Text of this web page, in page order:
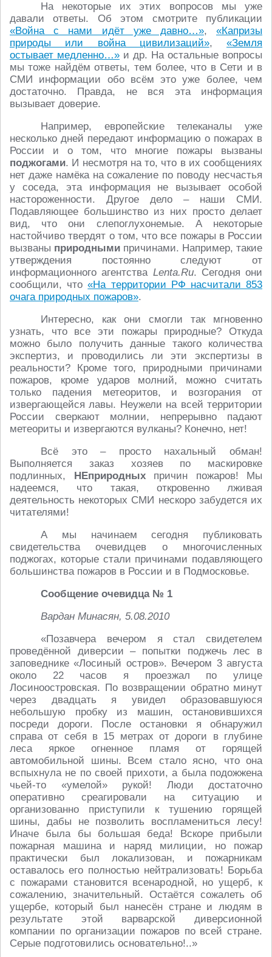
На некоторые их этих вопросов мы уже
давали ответы. Об этом смотрите публикации
«Война с нами идёт уже давно…»,«Капризы
природы или война цивилизаций», «Земля
остывает медленно…» и др. На остальные вопросы
мы тоже найдём ответы, тем более, что в Сети и в
СМИ информации обо всём это уже более, чем
достаточно. Правда, не вся эта информация
вызывает доверие.
Например, европейские телеканалы уже
несколько дней передают информацию о пожарах в
России и о том, что многие пожары вызваны
поджогами. И несмотря на то, что в их сообщениях
нет даже намёка на сожаление по поводу несчастья
у соседа, эта информация не вызывает особой
настороженности. Другое дело – наши СМИ.
Подавляющее большинство из них просто делает
вид, что они слепоглухонемые. А некоторые
настойчиво твердят о том, что все пожары в России
вызваны природными причинами. Например, такие
утверждения постоянно следуют от
информационного агентства Lenta.Ru. Сегодня они
сообщили, что«На территории РФ насчитали 853
очага природных пожаров».
Интересно, как они смогли так мгновенно
узнать, что все эти пожары природные? Откуда
можно было получить данные такого количества
экспертиз, и проводились ли эти экспертизы в
реальности? Кроме того, природными причинами
пожаров, кроме ударов молний, можно считать
только падения метеоритов, и возгорания от
извергающейся лавы. Неужели на всей территории
России сверкают молнии, непрерывно падают
метеориты и извергаются вулканы? Конечно, нет!
Всё это – просто нахальный обман!
Выполняется заказ хозяев по маскировке
подлинных, НЕприродныхпричин пожаров! Мы
надеемся, что такая, откровенно лживая
деятельность некоторых СМИ нескоро забудется их
читателями!
А мы начинаем сегодня публиковать
свидетельства очевидцев о многочисленных
поджогах, которые стали причинами подавляющего
большинства пожаров в России и в Подмосковье.
Сообщение очевидца № 1
Вардан Минасян, 5.08.2010
«Позавчера вечером я стал свидетелем
проведённой диверсии – попытки поджечь лес в
заповеднике «Лосиный остров». Вечером 3 августа
около 22 часов я проезжал по улице
Лосиноостровская. По возвращении обратно минут
через двадцать я увидел образовавшуюся
небольшую пробку из машин, остановившихся
посреди дороги. После остановки я обнаружил
справа от себя в 15 метрах от дороги в глубине
леса яркое огненное пламя от горящей
автомобильной шины. Всем стало ясно, что она
вспыхнула не по своей прихоти, а была подожжена
чьей-то «умелой» рукой! Люди достаточно
оперативно среагировали на ситуацию и
организованно приступили к тушению горящей
шины, дабы не позволить воспламениться лесу!
Иначе была бы большая беда! Вскоре прибыли
пожарная машина и наряд милиции, но пожар
практически был локализован, и пожарникам
оставалось его полностью нейтрализовать! Борьба
с пожарами становится всенародной, но ущерб, к
сожалению, значительный. Остаётся сожалеть об
ущербе, который был нанесён стране и людям в
результате этой варварской диверсионной
компании по организации пожаров по всей стране.
Серые подготовились основательно!..»